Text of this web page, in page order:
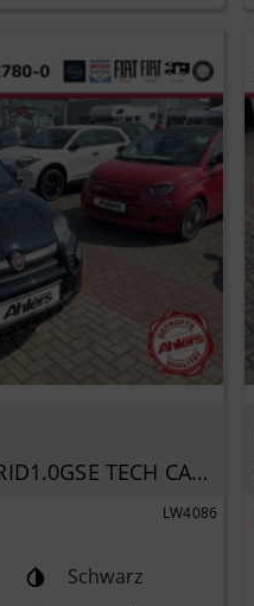
CROSSCITYPLUS HYBRID1.0GSE TECH CARPLAY
LW4086
Schwarz